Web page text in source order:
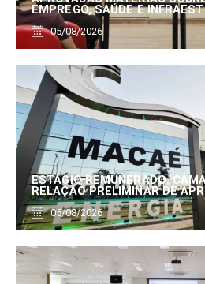
EMPREGO, SAÚDE E
05/08/2026
ESTÁGIO REMUNERADO:
RELAÇÃO PRELIMINAR DE
05/08/2026